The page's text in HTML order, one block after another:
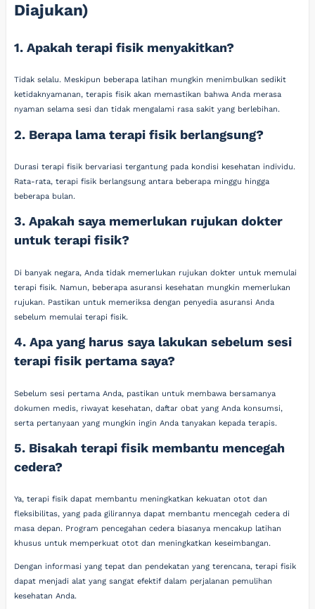
Diajukan)
1. Apakah terapi fisik menyakitkan?
Tidak selalu. Meskipun beberapa latihan mungkin menimbulkan sedikit
ketidaknyamanan, terapis fisik akan memastikan bahwa Anda merasa
nyaman selama sesi dan tidak mengalami rasa sakit yang berlebihan.
2. Berapa lama terapi fisik berlangsung?
Durasi terapi fisik bervariasi tergantung pada kondisi kesehatan individu.
Rata-rata, terapi fisik berlangsung antara beberapa minggu hingga
beberapa bulan.
3. Apakah saya memerlukan rujukan dokter
untuk terapi fisik?
Di banyak negara, Anda tidak memerlukan rujukan dokter untuk memulai
terapi fisik. Namun, beberapa asuransi kesehatan mungkin memerlukan
rujukan. Pastikan untuk memeriksa dengan penyedia asuransi Anda
sebelum memulai terapi fisik.
4. Apa yang harus saya lakukan sebelum sesi
terapi fisik pertama saya?
Sebelum sesi pertama Anda, pastikan untuk membawa bersamanya
dokumen medis, riwayat kesehatan, daftar obat yang Anda konsumsi,
serta pertanyaan yang mungkin ingin Anda tanyakan kepada terapis.
5. Bisakah terapi fisik membantu mencegah
cedera?
Ya, terapi fisik dapat membantu meningkatkan kekuatan otot dan
fleksibilitas, yang pada gilirannya dapat membantu mencegah cedera di
masa depan. Program pencegahan cedera biasanya mencakup latihan
khusus untuk memperkuat otot dan meningkatkan keseimbangan.
Dengan informasi yang tepat dan pendekatan yang terencana, terapi fisik
dapat menjadi alat yang sangat efektif dalam perjalanan pemulihan
kesehatan Anda.